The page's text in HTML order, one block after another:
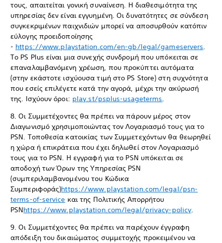
τους, απαιτείται γονική συναίνεση. Η διαθεσιμότητα της
υπηρεσίας δεν είναι εγγυημένη. Οι δυνατότητες σε σύνδεση
συγκεκριμένων παιχνιδιών μπορεί να αποσυρθούν κατόπιν
εύλογης προειδοποίησης
- https://www.playstation.com/en-gb/legal/gameservers.
Το PS Plus είναι μια συνεχής συνδρομή που υπόκειται σε
επαναλαμβανόμενη χρέωση, που προκύπτει αυτόματα
(στην εκάστοτε ισχύουσα τιμή στο PS Store) στη συχνότητα
που εσείς επιλέγετε κατά την αγορά, μέχρι την ακύρωσή
της. Ισχύουν όροι: play.st/psplus-usageterms.
8. Οι Συμμετέχοντες θα πρέπει να πάρουν μέρος στον
Διαγωνισμό χρησιμοποιώντας τον Λογαριασμό τους για το
PSN. Τοποθεσία κατοικίας των Συμμετεχόντων θα θεωρηθεί
η χώρα ή επικράτεια που έχει δηλωθεί στον Λογαριασμό
τους για το PSN. Η εγγραφή για το PSN υπόκειται σε
αποδοχή των Όρων της Υπηρεσίας PSN
(συμπεριλαμβανομένου του Κώδικα
Συμπεριφοράς)https://www.playstation.com/legal/psn-
terms-of-service και της Πολιτικής Απορρήτου
PSNhttps://www.playstation.com/legal/privacy-policy.
9. Οι Συμμετέχοντες θα πρέπει να παρέχουν έγγραφη
απόδειξη του δικαιώματος συμμετοχής προκειμένου να